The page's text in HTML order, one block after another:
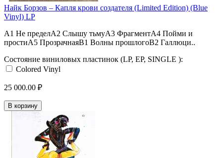
Найк Борзов – Капля крови создателя (Limited Edition) (Blue
Vinyl) LP
A1 Не пределA2 Слышу тьмуA3 ФрагментA4 Пойми и
простиA5 ПрозрачнаяB1 Волны прошлогоB2 Галлюци..
Состояние виниловых пластинок (LP, EP, SINGLE ):
Colored Vinyl
25 000.00 ₽
В корзину